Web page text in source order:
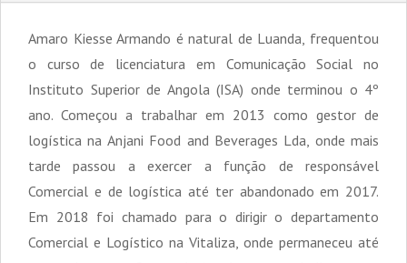
Amaro Kiesse Armando é natural de Luanda, frequentou
o curso de licenciatura em Comunicação Social no
Instituto Superior de Angola (ISA) onde terminou o 4º
ano. Começou a trabalhar em 2013 como gestor de
logística na Anjani Food and Beverages Lda, onde mais
tarde passou a exercer a função de responsável
Comercial e de logística até ter abandonado em 2017.
Em 2018 foi chamado para o dirigir o departamento
Comercial e Logístico na Vitaliza, onde permaneceu até